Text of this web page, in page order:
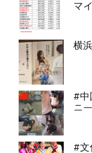
マ
横
#中
ニ
#文